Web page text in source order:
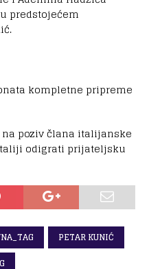
predstojećem
kompletne pripreme
poziv člana italijanske
Italiji odigrati prijateljsku
PETAR KUNIĆ